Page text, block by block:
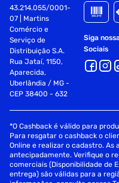
43.214.055/0001-
07 | Martins
Comércio e
Serviço de
Distribuição S.A.
Rua Jataí, 1150,
Aparecida,
Uberlândia / MG -
CEP 38400 - 632
Siga
Sociais
*O Cashback é válido para
Para resgatar o cashback o
Online e realizar o cadastro. As
antecipadamente. Verifique o
comerciais (Disponibilidade de
entrega) são válidas para a